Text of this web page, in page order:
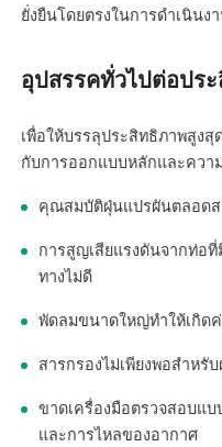
ยั่งยืนโดยตรงในการดำเนินง
อุปสรรคทั่วไปต่อปร
เพื่อให้บรรลุประสิทธิภาพสูง
กับการออกแบบหลักและควา
คุณสมบัติฝุ่นแปรผันตลอดส
การสูญเสียแรงดันจากท่อ
ทางไม่ดี
พัดลมขนาดใหญ่ทำให้เกิด
สารกรองไม่เพียงพอสำหรั
ขาดเครื่องมือตรวจสอบแ
และการไหลของอากาศ